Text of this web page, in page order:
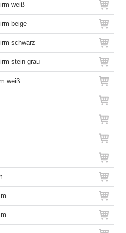
weiß
beige
schwarz
stein grau
weiß